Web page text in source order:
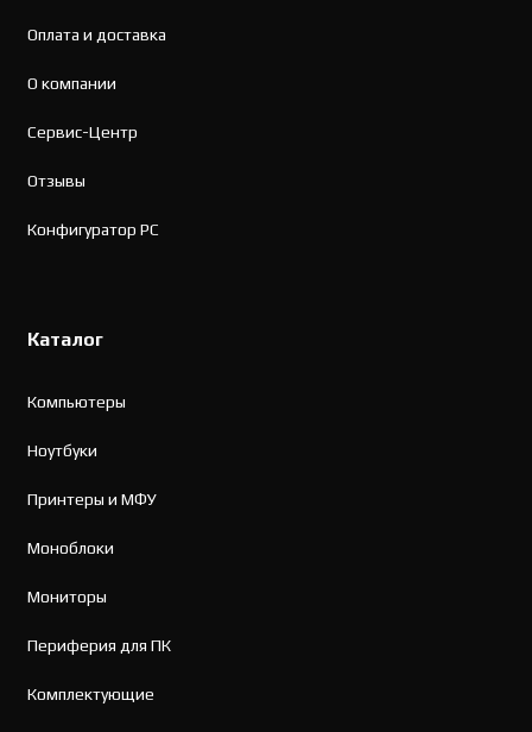
Оплата и доставка
О компании
Сервис-Центр
Отзывы
Конфигуратор PC
Каталог
Компьютеры
Ноутбуки
Принтеры и МФУ
Моноблоки
Мониторы
Периферия для ПК
Комплектующие